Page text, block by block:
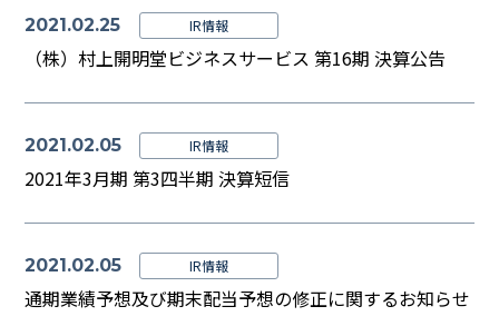
2021.02.25 IR情報
（株）村上開明堂ビジネスサービス 第16期 決算公告
2021.02.05 IR情報
2021年3月期 第3四半期 決算短信
2021.02.05 IR情報
通期業績予想及び期末配当予想の修正に関するお知らせ